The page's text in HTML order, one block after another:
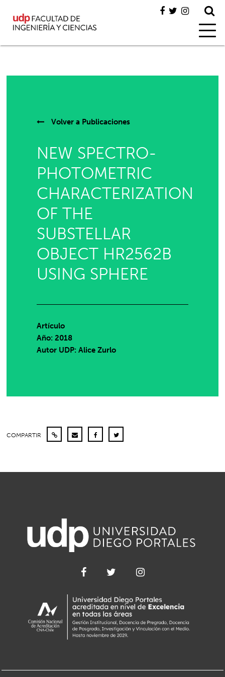
Volver a Publicaciones
NEW SPECTRO-
PHOTOMETRIC
CHARACTERIZATION
OF THE
SUBSTELLAR
OBJECT HR2562B
USING SPHERE
Artículo
Año: 2018
Autor UDP:Alice Zurlo
COMPARTIR